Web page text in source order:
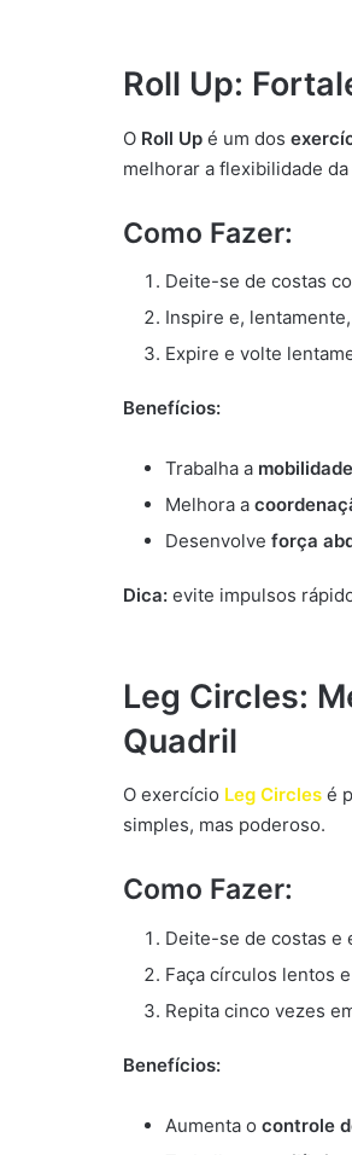
Roll Up:
O Roll Up é um dos
melhorar a flexibilidade da
Como Fazer:
Deite-se de costas
Inspire e,
Expire e volte
Benefícios:
Trabalha a
Melhora a
Desenvolve força
Dica: evite impulsos
Leg Circles:
Quadril
O exercício Leg Circles é
simples, mas poderoso.
Como Fazer:
Deite-se de costas e
Faça círculos lentos
Repita cinco vezes
Benefícios:
Aumenta o controle